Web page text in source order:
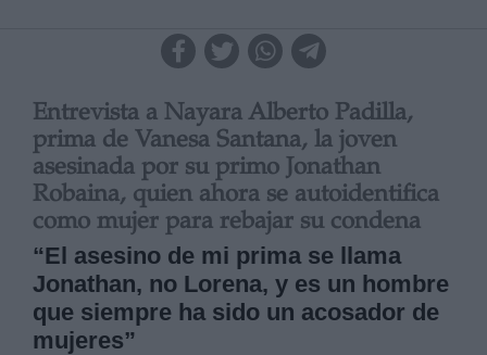
Entrevista a Nayara Alberto Padilla,
prima de Vanesa Santana, la joven
asesinada por su primo Jonathan
Robaina, quien ahora se autoidentifica
como mujer para rebajar su condena
“El asesino de mi prima se llama
Jonathan, no Lorena, y es un hombre
que siempre ha sido un acosador de
mujeres”
Datos tratados:
Legitimación:
Destinatarios: